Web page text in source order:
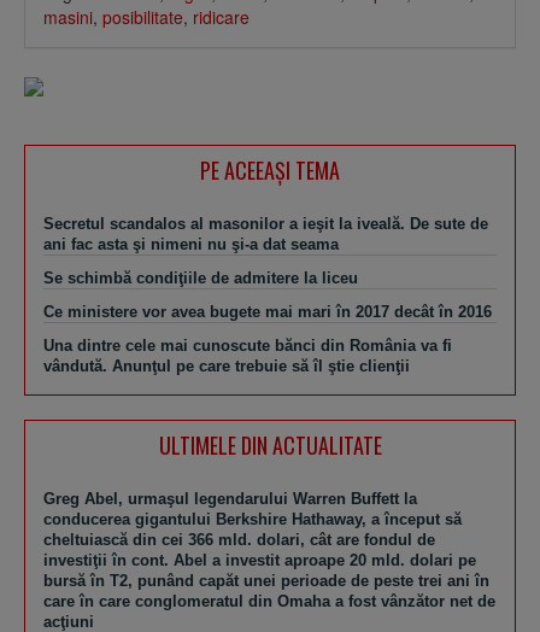
masini, posibilitate, ridicare
PE ACEEAŞI TEMA
Secretul scandalos al masonilor a ieşit la iveală. De sute de
ani fac asta şi nimeni nu şi-a dat seama
Se schimbă condiţiile de admitere la liceu
Ce ministere vor avea bugete mai mari în 2017 decât în 2016
Una dintre cele mai cunoscute bănci din România va fi
vândută. Anunţul pe care trebuie să îl ştie clienţii
ULTIMELE DIN ACTUALITATE
Greg Abel, urmaşul legendarului Warren Buffett la
conducerea gigantului Berkshire Hathaway, a început să
cheltuiască din cei 366 mld. dolari, cât are fondul de
investiţii în cont. Abel a investit aproape 20 mld. dolari pe
bursă în T2, punând capăt unei perioade de peste trei ani în
care în care conglomeratul din Omaha a fost vânzător net de
acţiuni